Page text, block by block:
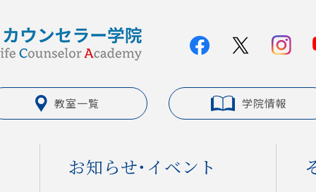
教室一覧 学院情報
お知らせ・イベント